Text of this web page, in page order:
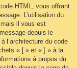
HTML, vous offrant
L’utilisation du
il vous est
depuis le
l’architecture du code
« [ » et « ] » à la
à propos du